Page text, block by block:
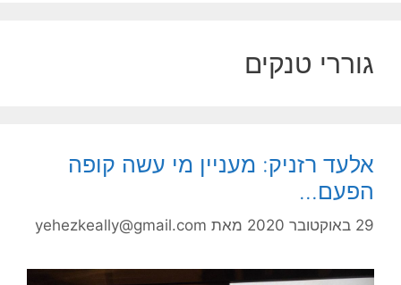
גוררי טנקים
אלעד רזניק: מעניין מי עשה קופה
הפעם…
29 באוקטובר 2020 מאת yehezkeally@gmail.com